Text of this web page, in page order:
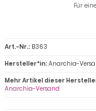
Für
Art.-Nr.: B363
Hersteller*in:Anarchia-
Mehr Artikel dieser
Anarchia-Versand